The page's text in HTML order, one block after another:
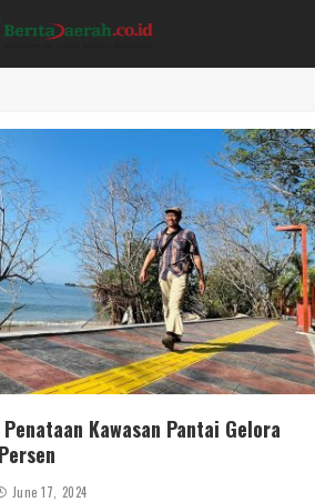
Kawasan Pantai Gelora
June 17, 2024